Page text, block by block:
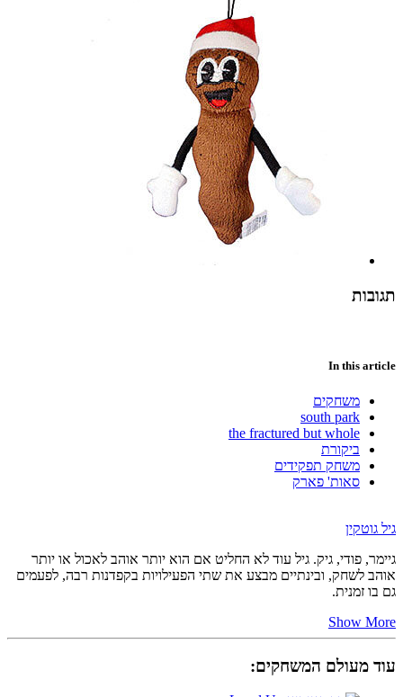
תגובות
In this article
משחקים
south park
the fractured but whole
ביקורת
משחק תפקידים
סאות' פארק
גיל גוטקין
גיימר, פודי, גיק. גיל עוד לא החליט אם הוא יותר אוהב לאכול או יותר
אוהב לשחק, ובינתיים מבצע את שתי הפעילויות בקפדנות רבה, לפעמים
גם בו זמנית.
Show More
עוד מעולם המשחקים: